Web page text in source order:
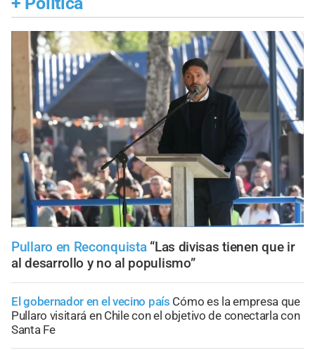
Pullaro en Reconquista “Las divisas tienen que ir
al desarrollo y no al populismo”
El gobernador en el vecino país Cómo es la empresa que
Pullaro visitará en Chile con el objetivo de conectarla con
Santa Fe